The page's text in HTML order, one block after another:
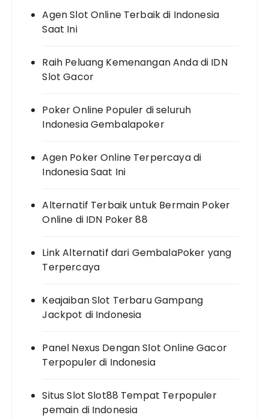
Agen Slot Online Terbaik di Indonesia
Saat Ini
Raih Peluang Kemenangan Anda di IDN
Slot Gacor
Poker Online Populer di seluruh
Indonesia Gembalapoker
Agen Poker Online Terpercaya di
Indonesia Saat Ini
Alternatif Terbaik untuk Bermain Poker
Online di IDN Poker 88
Link Alternatif dari GembalaPoker yang
Terpercaya
Keajaiban Slot Terbaru Gampang
Jackpot di Indonesia
Panel Nexus Dengan Slot Online Gacor
Terpopuler di Indonesia
Situs Slot Slot88 Tempat Terpopuler
pemain di Indonesia